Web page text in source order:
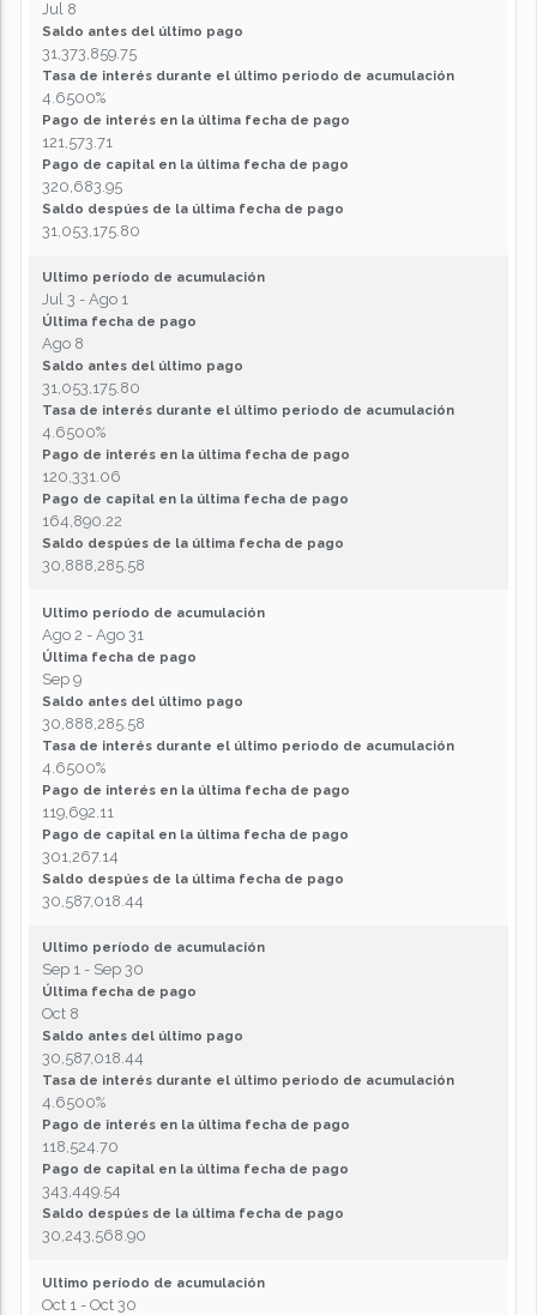
Jul 8
Saldo antes del último pago
31,373,859.75
Tasa de interés durante el último periodo de acumulación
4.6500%
Pago de interés en la última fecha de pago
121,573.71
Pago de capital en la última fecha de pago
320,683.95
Saldo despúes de la última fecha de pago
31,053,175.80
Ultimo período de acumulación
Jul 3 - Ago 1
Última fecha de pago
Ago 8
Saldo antes del último pago
31,053,175.80
Tasa de interés durante el último periodo de acumulación
4.6500%
Pago de interés en la última fecha de pago
120,331.06
Pago de capital en la última fecha de pago
164,890.22
Saldo despúes de la última fecha de pago
30,888,285.58
Ultimo período de acumulación
Ago 2 - Ago 31
Última fecha de pago
Sep 9
Saldo antes del último pago
30,888,285.58
Tasa de interés durante el último periodo de acumulación
4.6500%
Pago de interés en la última fecha de pago
119,692.11
Pago de capital en la última fecha de pago
301,267.14
Saldo despúes de la última fecha de pago
30,587,018.44
Ultimo período de acumulación
Sep 1 - Sep 30
Última fecha de pago
Oct 8
Saldo antes del último pago
30,587,018.44
Tasa de interés durante el último periodo de acumulación
4.6500%
Pago de interés en la última fecha de pago
118,524.70
Pago de capital en la última fecha de pago
343,449.54
Saldo despúes de la última fecha de pago
30,243,568.90
Ultimo período de acumulación
Oct 1 - Oct 30